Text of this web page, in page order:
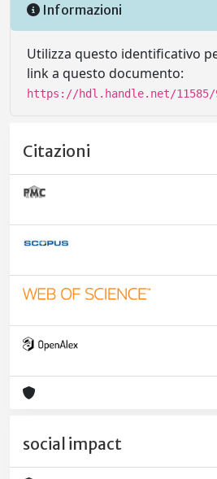
Informazioni
Utilizza questo identificativo
link a questo documento:
https://hdl.handle.net/11585/
Citazioni
social impact